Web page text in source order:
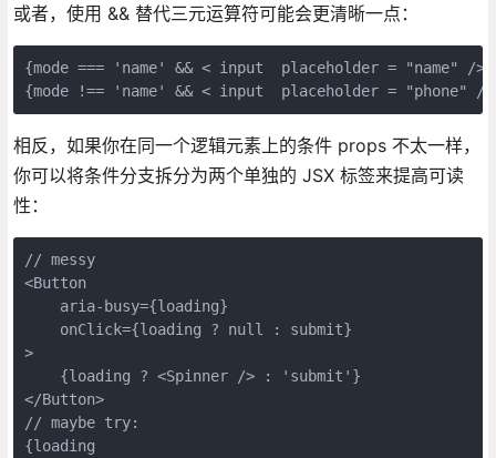
或者，使用 && 替代三元运算符可能会更清晰一点：
{mode === 'name' && < input  placeholder = "name" /
{mode !== 'name' && < input  placeholder = "phone" /
相反，如果你在同一个逻辑元素上的条件 props 不太一样，
你可以将条件分支拆分为两个单独的 JSX 标签来提高可读
性：
// messy
<Button
    aria-busy={loading}
    onClick={loading ? null : submit}
>
    {loading ? <Spinner /> : 'submit'}
</Button>
// maybe try:
{loading